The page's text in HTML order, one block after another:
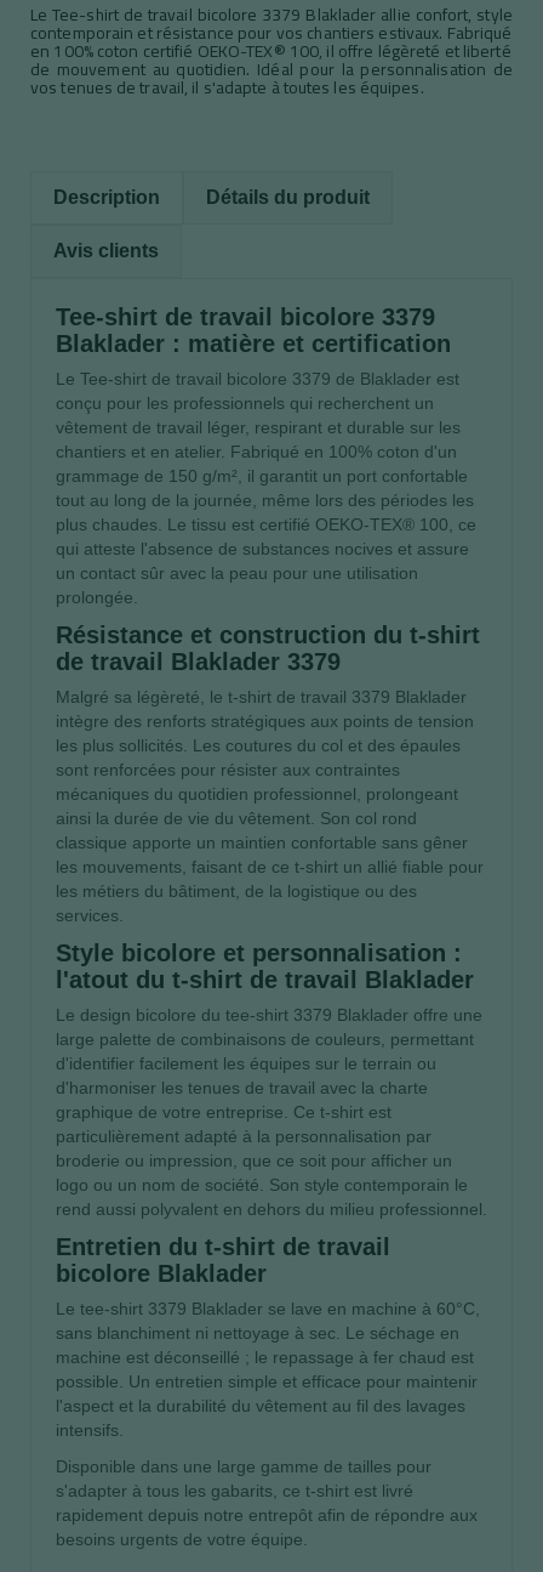
Le Tee-shirt de travail bicolore 3379 Blaklader allie confort, style
contemporain et résistance pour vos chantiers estivaux. Fabriqué
en 100% coton certifié OEKO-TEX® 100, il offre légèreté et liberté
de mouvement au quotidien. Idéal pour la personnalisation de
vos tenues de travail, il s'adapte à toutes les équipes.
Description Détails du produit
Avis clients
Tee-shirt de travail bicolore 3379
Blaklader : matière et certification
Le Tee-shirt de travail bicolore 3379 de Blaklader est
conçu pour les professionnels qui recherchent un
vêtement de travail léger, respirant et durable sur les
chantiers et en atelier. Fabriqué en 100% coton d'un
grammage de 150 g/m², il garantit un port confortable
tout au long de la journée, même lors des périodes les
plus chaudes. Le tissu est certifié OEKO-TEX® 100, ce
qui atteste l'absence de substances nocives et assure
un contact sûr avec la peau pour une utilisation
prolongée.
Résistance et construction du t-shirt
de travail Blaklader 3379
Malgré sa légèreté, le t-shirt de travail 3379 Blaklader
intègre des renforts stratégiques aux points de tension
les plus sollicités. Les coutures du col et des épaules
sont renforcées pour résister aux contraintes
mécaniques du quotidien professionnel, prolongeant
ainsi la durée de vie du vêtement. Son col rond
classique apporte un maintien confortable sans gêner
les mouvements, faisant de ce t-shirt un allié fiable pour
les métiers du bâtiment, de la logistique ou des
services.
Style bicolore et personnalisation :
l'atout du t-shirt de travail Blaklader
Le design bicolore du tee-shirt 3379 Blaklader offre une
large palette de combinaisons de couleurs, permettant
d'identifier facilement les équipes sur le terrain ou
d'harmoniser les tenues de travail avec la charte
graphique de votre entreprise. Ce t-shirt est
particulièrement adapté à la personnalisation par
broderie ou impression, que ce soit pour afficher un
logo ou un nom de société. Son style contemporain le
rend aussi polyvalent en dehors du milieu professionnel.
Entretien du t-shirt de travail
bicolore Blaklader
Le tee-shirt 3379 Blaklader se lave en machine à 60°C,
sans blanchiment ni nettoyage à sec. Le séchage en
machine est déconseillé ; le repassage à fer chaud est
possible. Un entretien simple et efficace pour maintenir
l'aspect et la durabilité du vêtement au fil des lavages
intensifs.
Disponible dans une large gamme de tailles pour
s'adapter à tous les gabarits, ce t-shirt est livré
rapidement depuis notre entrepôt afin de répondre aux
besoins urgents de votre équipe.